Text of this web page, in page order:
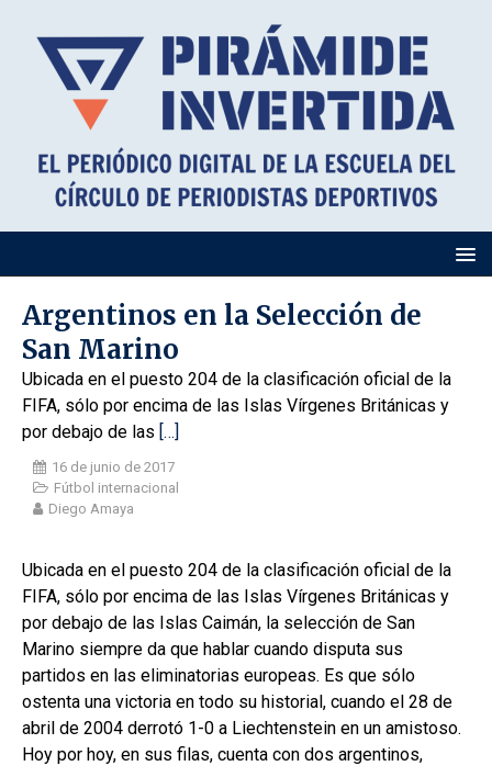
Argentinos en la Selección de
San Marino
Ubicada en el puesto 204 de la clasificación oficial de la
FIFA, sólo por encima de las Islas Vírgenes Británicas y
por debajo de las […]
16 de junio de 2017
Fútbol internacional
Diego Amaya
Ubicada en el puesto 204 de la clasificación oficial de la
FIFA, sólo por encima de las Islas Vírgenes Británicas y
por debajo de las Islas Caimán, la selección de San
Marino siempre da que hablar cuando disputa sus
partidos en las eliminatorias europeas. Es que sólo
ostenta una victoria en todo su historial, cuando el 28 de
abril de 2004 derrotó 1-0 a Liechtenstein en un amistoso.
Hoy por hoy, en sus filas, cuenta con dos argentinos,